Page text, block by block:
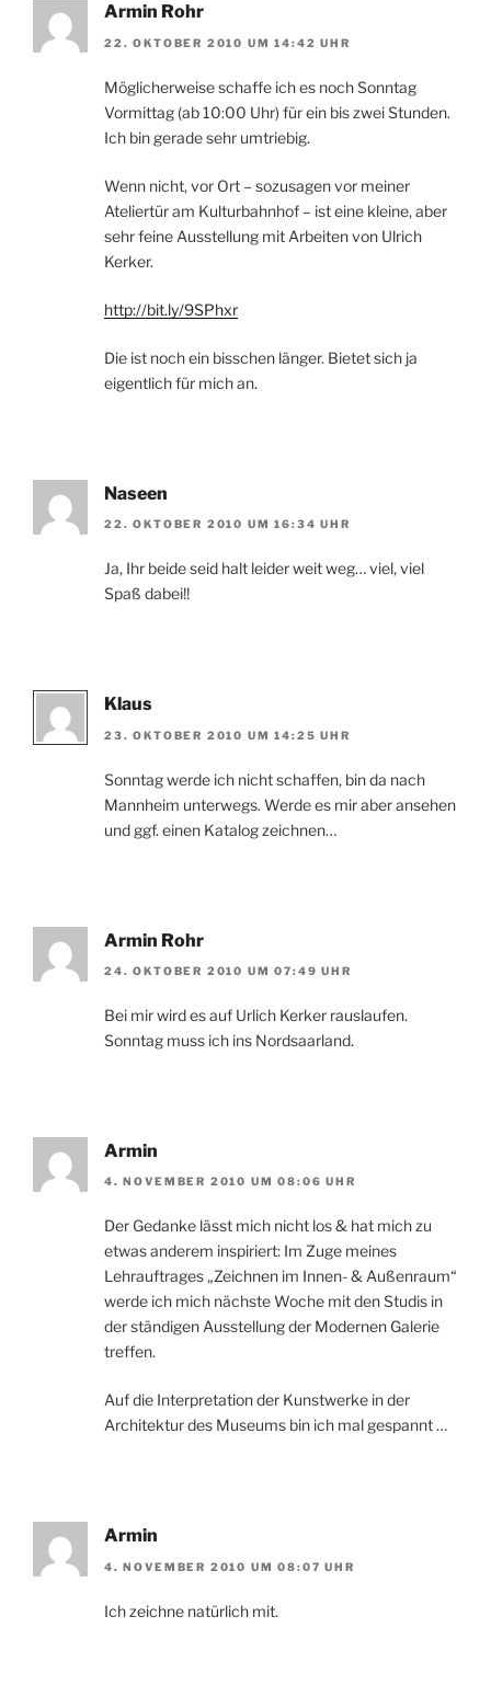
Armin Rohr
22. OKTOBER 2010 UM 14:42 UHR
Möglicherweise schaffe ich es noch Sonntag
Vormittag (ab 10:00 Uhr) für ein bis zwei Stunden.
Ich bin gerade sehr umtriebig.
Wenn nicht, vor Ort – sozusagen vor meiner
Ateliertür am Kulturbahnhof – ist eine kleine, aber
sehr feine Ausstellung mit Arbeiten von Ulrich
Kerker.
http://bit.ly/9SPhxr
Die ist noch ein bisschen länger. Bietet sich ja
eigentlich für mich an.
Naseen
22. OKTOBER 2010 UM 16:34 UHR
Ja, Ihr beide seid halt leider weit weg… viel, viel
Spaß dabei!!
Klaus
23. OKTOBER 2010 UM 14:25 UHR
Sonntag werde ich nicht schaffen, bin da nach
Mannheim unterwegs. Werde es mir aber ansehen
und ggf. einen Katalog zeichnen…
Armin Rohr
24. OKTOBER 2010 UM 07:49 UHR
Bei mir wird es auf Urlich Kerker rauslaufen.
Sonntag muss ich ins Nordsaarland.
Armin
4. NOVEMBER 2010 UM 08:06 UHR
Der Gedanke lässt mich nicht los & hat mich zu
etwas anderem inspiriert: Im Zuge meines
Lehrauftrages „Zeichnen im Innen- & Außenraum“
werde ich mich nächste Woche mit den Studis in
der ständigen Ausstellung der Modernen Galerie
treffen.
Auf die Interpretation der Kunstwerke in der
Architektur des Museums bin ich mal gespannt …
Armin
4. NOVEMBER 2010 UM 08:07 UHR
Ich zeichne natürlich mit.